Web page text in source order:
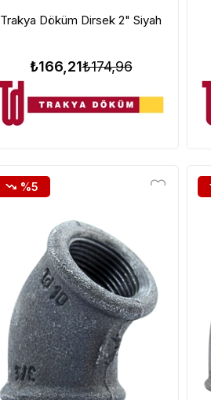
Trakya Döküm Dirsek 2" Siyah
₺166,21₺174,96
%5